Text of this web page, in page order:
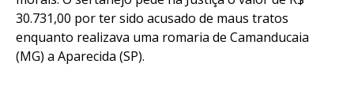
30.731,00 por ter sido acusado de maus tratos
enquanto realizava uma romaria de Camanducaia
(MG) a Aparecida (SP).